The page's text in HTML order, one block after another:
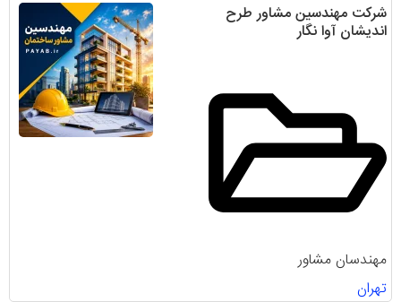
شرکت مهندسین مشاور طرح
اندیشان آوا نگار
مهندسان مشاور
تهران